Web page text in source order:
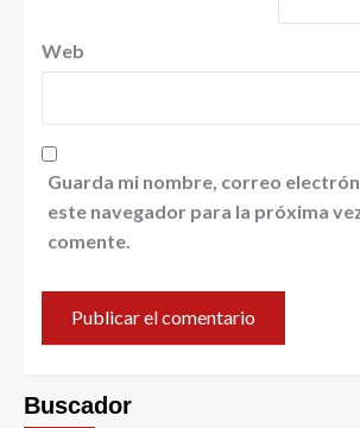
Web
Guarda mi nombre, correo
este navegador para la próxima
comente.
Buscador